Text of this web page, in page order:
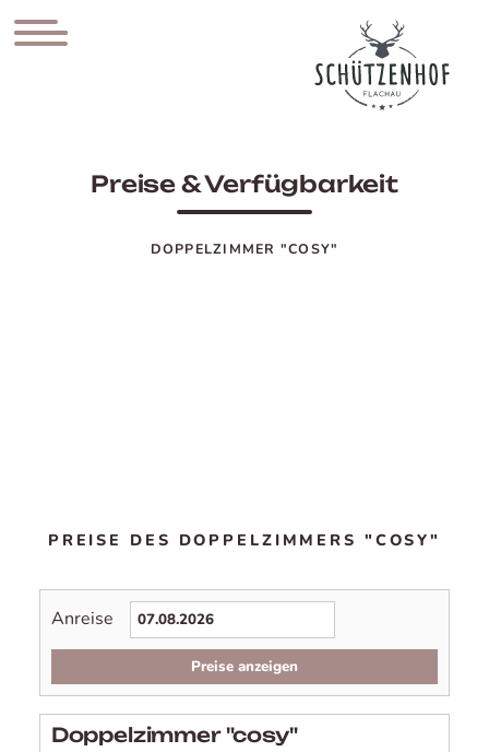
Preise & Verfügbarkeit
DOPPELZIMMER "COSY"
PREISE DES DOPPELZIMMERS "COSY"
Anreise
Preise anzeigen
Doppelzimmer "cosy"